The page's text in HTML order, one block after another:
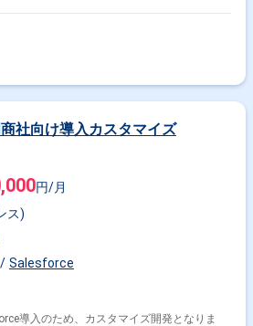
社向け導入カスタマイズ
円/月
ス)
Salesforce
導入のため、カスタマイズ開発となりま